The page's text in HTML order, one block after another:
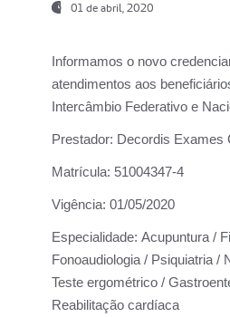
01 de abril, 2020
Informamos o novo
atendimentos aos
Intercâmbio Federativo e
Prestador: Decordis Exames
Matrícula: 51004347-4
Vigência: 01/05/2020
Especialidade: Acupuntura /
Fonoaudiologia / Psiquiatria /
Teste ergométrico /
Reabilitação cardíaca